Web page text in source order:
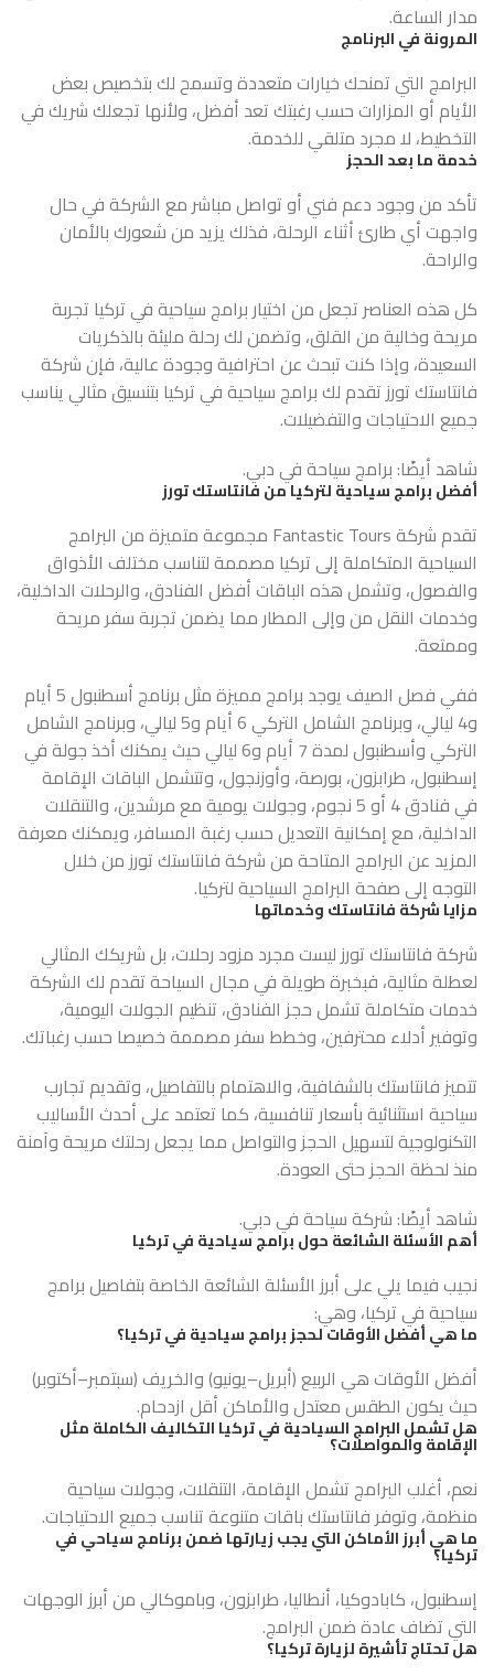
مدار الساعة.
المرونة في البرنامج
البرامج التي تمنحك خيارات متعددة وتسمح لك بتخصيص بعض
الأيام أو المزارات حسب رغبتك تعد أفضل، ولأنها تجعلك شريك في
التخطيط، لا مجرد متلقي للخدمة.
خدمة ما بعد الحجز
تأكد من وجود دعم فني أو تواصل مباشر مع الشركة في حال
واجهت أي طارئ أثناء الرحلة، فذلك يزيد من شعورك بالأمان
والراحة.
كل هذه العناصر تجعل من اختيار برامج سياحية في تركيا تجربة
مريحة وخالية من القلق، وتضمن لك رحلة مليئة بالذكريات
السعيدة، وإذا كنت تبحث عن احترافية وجودة عالية، فإن شركة
فانتاستك تورز تقدم لك برامج سياحية في تركيا بتنسيق مثالي يناسب
جميع الاحتياجات والتفضيلات.
شاهد أيضًا:برامج سياحة في دبي.
أفضل برامج سياحية لتركيا من فانتاستك تورز
تقدم شركة Fantastic Tours مجموعة متميزة من البرامج
السياحية المتكاملة إلى تركيا مصممة لتناسب مختلف الأذواق
والفصول، وتشمل هذه الباقات أفضل الفنادق، والرحلات الداخلية،
وخدمات النقل من وإلى المطار مما يضمن تجربة سفر مريحة
وممتعة.
ففي فصل الصيف يوجد برامج مميزة مثل برنامج أسطنبول 5 أيام
و4 ليالي، وبرنامج الشامل التركي 6 أيام و5 ليالي، وبرنامج الشامل
التركي وأسطنبول لمدة 7 أيام و6 ليالي حيث يمكنك أخذ جولة في
إسطنبول، طرابزون، بورصة، وأوزنجول، وتتشمل الباقات الإقامة
في فنادق 4 أو 5 نجوم، وجولات يومية مع مرشدين، والتنقلات
الداخلية، مع إمكانية التعديل حسب رغبة المسافر، ويمكنك معرفة
المزيد عن البرامج المتاحة من شركة فانتاستك تورز من خلال
التوجه إلى صفحة البرامج السياحية لتركيا.
مزايا شركة فانتاستك وخدماتها
شركةفانتاستكتورز ليست مجرد مزود رحلات، بل شريكك المثالي
لعطلة مثالية، فبخبرة طويلة في مجال السياحة تقدم لك الشركة
خدمات متكاملة تشمل حجز الفنادق، تنظيم الجولات اليومية،
وتوفير أدلاء محترفين، وخطط سفر مصممة خصيصا حسب رغباتك.
تتميز فانتاستك بالشفافية، والاهتمام بالتفاصيل، وتقديم تجارب
سياحية استثنائية بأسعار تنافسية، كما تعتمد على أحدث الأساليب
التكنولوجية لتسهيل الحجز والتواصل مما يجعل رحلتك مريحة وآمنة
منذ لحظة الحجز حتى العودة.
شاهد أيضًا:شركة سياحة في دبي.
أهم الأسئلة الشائعة حول برامج سياحية في تركيا
نجيب فيما يلي على أبرز الأسئلة الشائعة الخاصة بتفاصيل برامج
سياحية في تركيا، وهي:
ما هي أفضل الأوقات لحجز برامج سياحية في تركيا؟
أفضل الأوقات هي الربيع (أبريل–يونيو) والخريف (سبتمبر–أكتوبر)
حيث يكون الطقس معتدل والأماكن أقل ازدحام.
هل تشمل البرامج السياحية في تركيا التكاليف الكاملة مثل
الإقامة والمواصلات؟
نعم، أغلب البرامج تشمل الإقامة، التنقلات، وجولات سياحية
منظمة، وتوفر فانتاستك باقات متنوعة تناسب جميع الاحتياجات.
ما هي أبرز الأماكن التي يجب زيارتها ضمن برنامج سياحي في
تركيا؟
إسطنبول، كابادوكيا، أنطاليا، طرابزون، وباموكالي من أبرز الوجهات
التي تضاف عادة ضمن البرامج.
هل تحتاج تأشيرة لزيارة تركيا؟